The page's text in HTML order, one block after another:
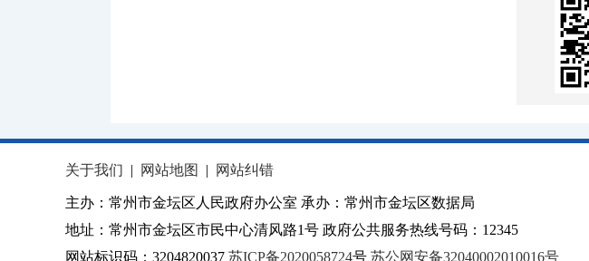
关于我们 | 网站地图 | 网站纠错
主办：常州市金坛区人民政府办公室 承办：常州市金坛区数据局
地址：常州市金坛区市民中心清风路1号 政府公共服务热线号码：12345
网站标识码：3204820037 苏ICP备2020058724号 苏公网安备32040002010016号